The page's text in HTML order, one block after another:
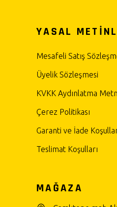
YASAL
Mesafeli Satış
Üyelik Sözleşmesi
KVKK Aydınlatma
Çerez Politikası
Garanti ve İade
Teslimat Koşulları
MAĞAZA